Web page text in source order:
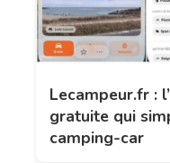
Lecampeur.fr :
gratuite qui
camping-car